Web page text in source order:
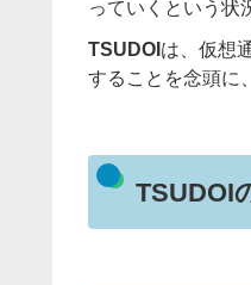
っていくという状
TSUDOI は、仮想
することを念頭に
TSUDOI